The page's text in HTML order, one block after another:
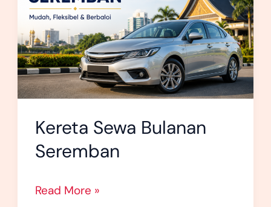
Kereta Sewa Bulanan
Seremban
Seremban
Read More »